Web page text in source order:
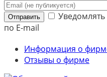
Отправить
по E-mail
Информация о
Отзывы о фирме